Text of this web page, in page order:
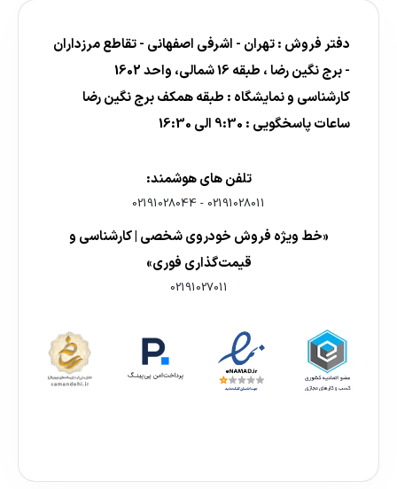
دفتر فروش : تهران - اشرفی اصفهانی - تقاطع مرزداران
- برج نگین رضا ، طبقه 16 شمالی، واحد 1602
کارشناسی و نمایشگاه : طبقه همکف برج نگین رضا
ساعات پاسخگویی : 9:30 الی 16:30
تلفن های هوشمند:
02191028011
-
02191028044
«خط ویژه فروش خودروی شخصی | کارشناسی و
قیمت‌گذاری فوری»
02191027011